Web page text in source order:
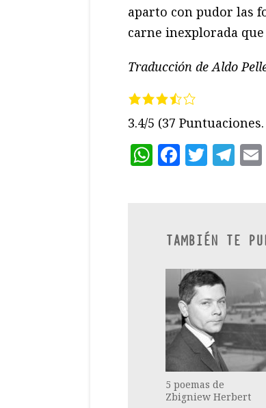
aparto con pudor las
carne inexplorada
Traducción de Aldo
3.4/5 (37
WhatsApp
TAMBIÉN TE
5 poemas de
Zbigniew Herbert